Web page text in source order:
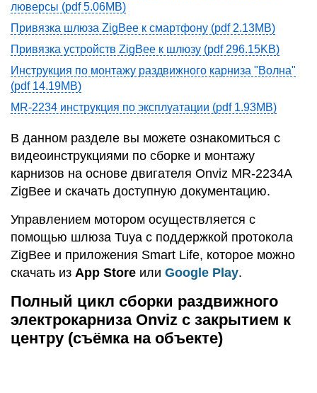
люверсы (pdf 5.06MB)
Привязка шлюза ZigBee к смартфону (pdf 2.13MB)
Привязка устройств ZigBee к шлюзу (pdf 296.15KB)
Инструкция по монтажу раздвижного карниза "Волна"
(pdf 14.19MB)
MR-2234 инструкция по эксплуатации (pdf 1.93MB)
В данном разделе вы можете ознакомиться с
видеоинструкциями по сборке и монтажу
карнизов на основе двигателя Onviz MR-2234A
ZigBee и скачать доступную документацию.
Управлением мотором осуществляется с
помощью шлюза Tuya с поддержкой протокола
ZigBee и приложения Smart Life, которое можно
скачать из App Store или Google Play.
Полный цикл сборки раздвижного
электрокарниза Onviz с закрытием к
центру (съёмка на объекте)